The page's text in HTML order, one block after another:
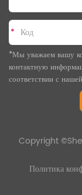
*
*Мы уважаем вашу
контактную
соответствии с нашей
Copyright
Политика